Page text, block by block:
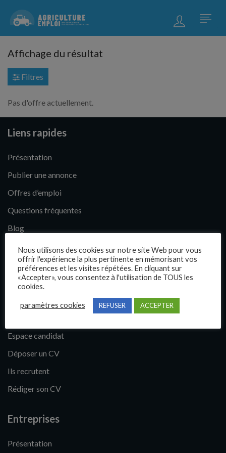
Affichage du résultat
Filtres
Pas d'offre actuellement.
Liens rapides
Présentation
Publier une annonce
Offres d’emploi
Questions fréquentes
Blog
Contact
Candidats
Comment trouver un emploi ?
Espace candidat
Déposer un CV
Ils recrutent
Rédiger son CV
Entreprises
Présentation
Nous utilisons des cookies sur notre site Web pour vous
offrir l'expérience la plus pertinente en mémorisant vos
préférences et les visites répétées. En cliquant sur
«Accepter», vous consentez à l'utilisation de TOUS les
cookies.
paramètres cookies REFUSER ACCEPTER